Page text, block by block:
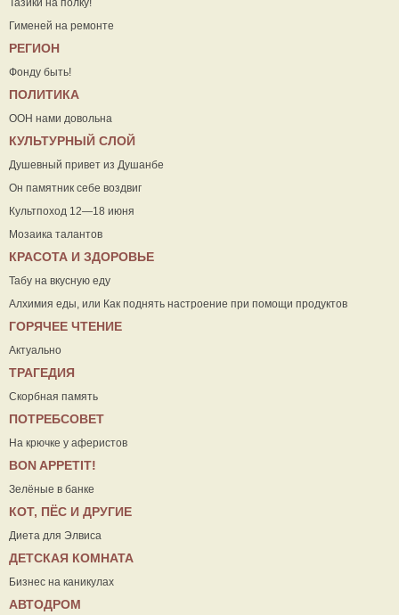
Тазики на полку!
Гименей на ремонте
РЕГИОН
Фонду быть!
ПОЛИТИКА
ООН нами довольна
КУЛЬТУРНЫЙ СЛОЙ
Душевный привет из Душанбе
Он памятник себе воздвиг
Культпоход 12—18 июня
Мозаика талантов
КРАСОТА И ЗДОРОВЬЕ
Табу на вкусную еду
Алхимия еды, или Как поднять настроение при помощи продуктов
ГОРЯЧЕЕ ЧТЕНИЕ
Актуально
ТРАГЕДИЯ
Скорбная память
ПОТРЕБСОВЕТ
На крючке у аферистов
ВON APPETIT!
Зелёные в банке
КОТ, ПЁС И ДРУГИЕ
Диета для Элвиса
ДЕТСКАЯ КОМНАТА
Бизнес на каникулах
АВТОДРОМ